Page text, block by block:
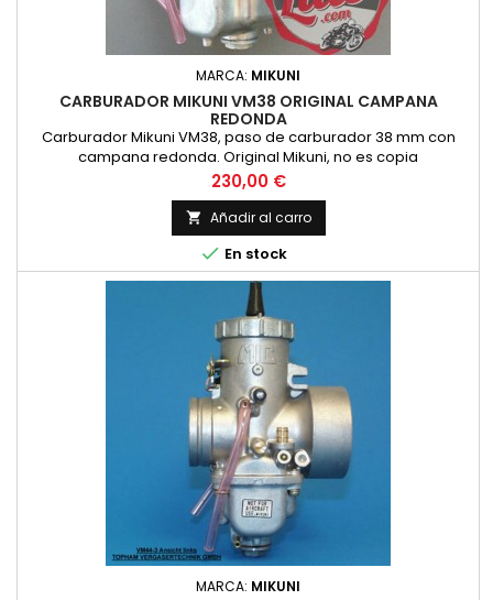
MARCA: MIKUNI
CARBURADOR MIKUNI VM38 ORIGINAL CAMPANA
REDONDA
Carburador Mikuni VM38, paso de carburador 38 mm con
campana redonda. Original Mikuni, no es copia
Precio
230,00 €
 Añadir al carro
 En stock
MARCA: MIKUNI